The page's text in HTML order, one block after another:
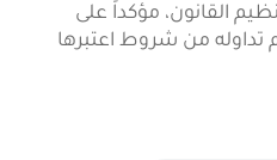
القانون، مؤكداً على
تداوله من شروط اعتبرها